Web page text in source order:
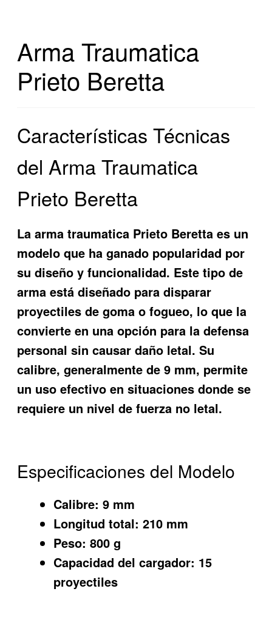
Arma Traumatica
Prieto Beretta
Características Técnicas
del Arma Traumatica
Prieto Beretta
Laarma traumatica Prieto Beretta es un
modelo que ha ganado popularidad por
su diseño y funcionalidad. Este tipo de
arma está diseñado para disparar
proyectiles de goma o fogueo, lo que la
convierte en una opción para la defensa
personal sin causar daño letal. Su
calibre, generalmente de 9 mm, permite
un uso efectivo en situaciones donde se
requiere un nivel de fuerza no letal.
Especificaciones del Modelo
Calibre: 9 mm
Longitud total: 210 mm
Peso: 800 g
Capacidad del cargador: 15
proyectiles